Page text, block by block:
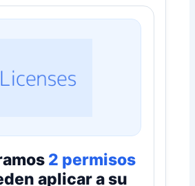
2 permisos
aplicar a su